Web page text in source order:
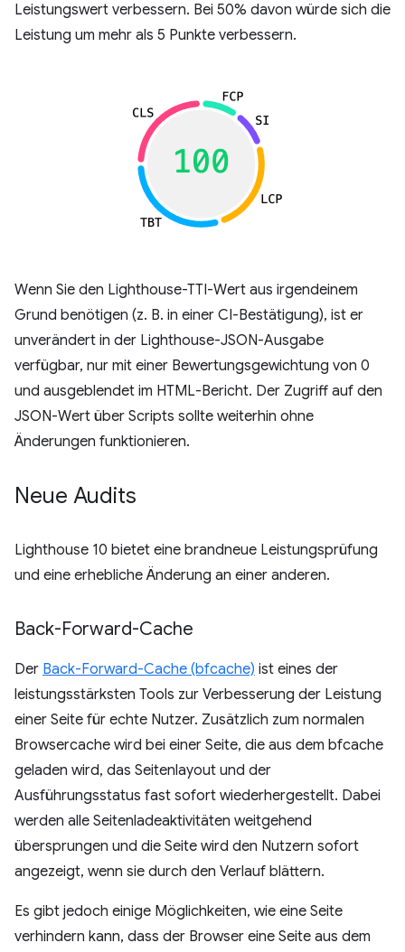
Leistungswert verbessern. Bei 50% davon würde sich die
Leistung um mehr als 5 Punkte verbessern.
Wenn Sie den Lighthouse-TTI-Wert aus irgendeinem
Grund benötigen (z. B. in einer CI-Bestätigung), ist er
unverändert in der Lighthouse-JSON-Ausgabe
verfügbar, nur mit einer Bewertungsgewichtung von 0
und ausgeblendet im HTML-Bericht. Der Zugriff auf den
JSON-Wert über Scripts sollte weiterhin ohne
Änderungen funktionieren.
Neue Audits
Lighthouse 10 bietet eine brandneue Leistungsprüfung
und eine erhebliche Änderung an einer anderen.
Back-Forward-Cache
Der Back-Forward-Cache (bfcache) ist eines der
leistungsstärksten Tools zur Verbesserung der Leistung
einer Seite für echte Nutzer. Zusätzlich zum normalen
Browsercache wird bei einer Seite, die aus dem bfcache
geladen wird, das Seitenlayout und der
Ausführungsstatus fast sofort wiederhergestellt. Dabei
werden alle Seitenladeaktivitäten weitgehend
übersprungen und die Seite wird den Nutzern sofort
angezeigt, wenn sie durch den Verlauf blättern.
Es gibt jedoch einige Möglichkeiten, wie eine Seite
verhindern kann, dass der Browser eine Seite aus dem